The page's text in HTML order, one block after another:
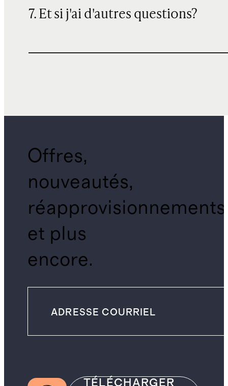
7. Et si j'ai d'autres questions?
Offres,
nouveautés,
réapprovisionnements
et plus
encore.
TÉLÉCHARGER